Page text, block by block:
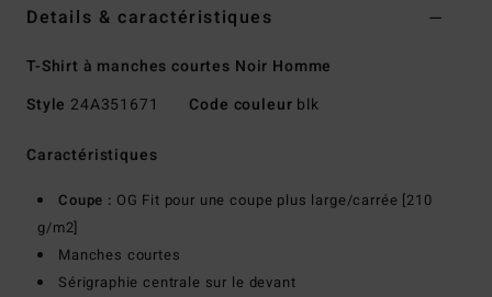
Details & caractéristiques
T-Shirt à manches courtes Noir Homme
Style 24A351671 Code couleur blk
Caractéristiques
Coupe : OG Fit pour une coupe plus large/carrée [210
g/m2]
Manches courtes
Sérigraphie centrale sur le devant